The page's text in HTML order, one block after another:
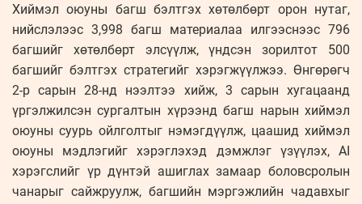
Хиймэл оюуны багш бэлтгэх хөтөлбөрт орон нутаг,
нийслэлээс 3,998 багш материалаа илгээснээс 796
багшийг хөтөлбөрт элсүүлж, үндсэн зорилтот 500
багшийг бэлтгэх стратегийг хэрэгжүүлжээ. Өнгөрөгч
2-р сарын 28-нд нээлтээ хийж, 3 сарын хугацаанд
үргэлжилсэн сургалтын хүрээнд багш нарын хиймэл
оюуны суурь ойлголтыг нэмэгдүүлж, цаашид хиймэл
оюуны мэдлэгийг хэрэглэхэд дэмжлэг үзүүлэх, AI
хэрэгслийг үр дүнтэй ашиглах замаар боловсролын
чанарыг сайжруулж, багшийн мэргэжлийн чадавхыг